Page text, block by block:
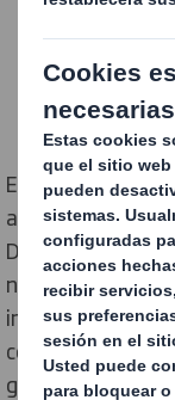
El líder en
anunciado el
Diseño Circular”.
nueva
importante
consistentes que
genera en el